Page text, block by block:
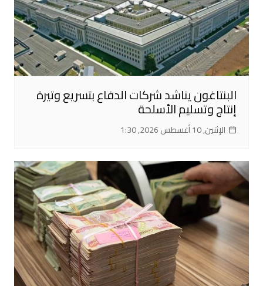
البنتاغون يناشد شركات الدفاع بتسريع وتيرة
إنتاج وتسليم الأسلحة
الإثنين, 10 أغسطس 2026, 1:30